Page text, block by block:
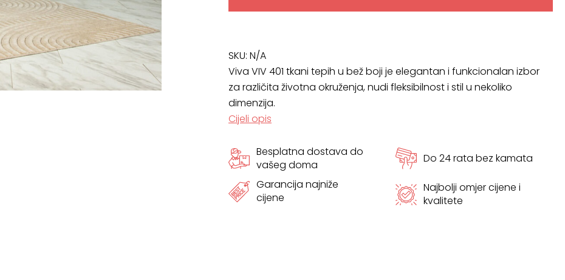
bež
više
dimenzija
SKU: N/A
Viva VIV 401 tkani tepih u bež boji je elegantan i funkcionalan izbor
za različita životna okruženja, nudi fleksibilnost i stil u nekoliko
dimenzija.
Cijeli opis
Besplatna dostava do
vašeg doma
Do 24 rata bez kamata
Garancija najniže
cijene
Najbolji omjer cijene i
kvalitete